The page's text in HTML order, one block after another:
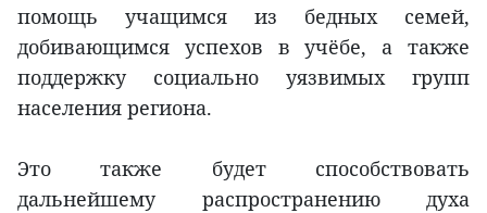
помощь учащимся из бедных семей,
добивающимся успехов в учёбе, а также
поддержку социально уязвимых групп
населения региона.
Это также будет способствовать
дальнейшему распространению духа